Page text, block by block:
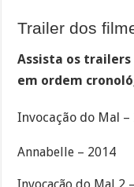
Trailer dos
Assista os trailers
em ordem
Invocação do Mal –
Annabelle – 2014